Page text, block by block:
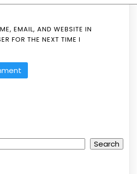
EMAIL, AND WEBSITE IN
FOR THE NEXT TIME I
Search